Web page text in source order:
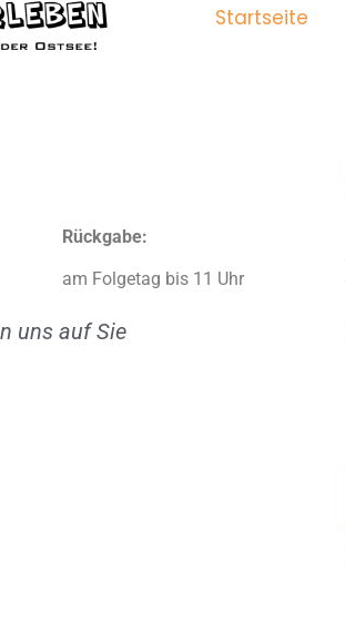
Startseite
Rückgabe:
am Folgetag bis 11 Uhr
uns auf Sie